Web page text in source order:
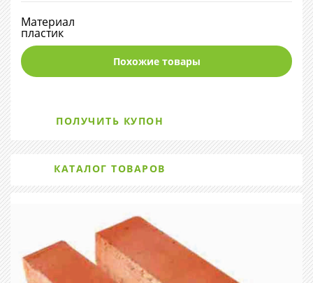
Материал
пластик
Похожие товары
ПОЛУЧИТЬ КУПОН
КАТАЛОГ ТОВАРОВ